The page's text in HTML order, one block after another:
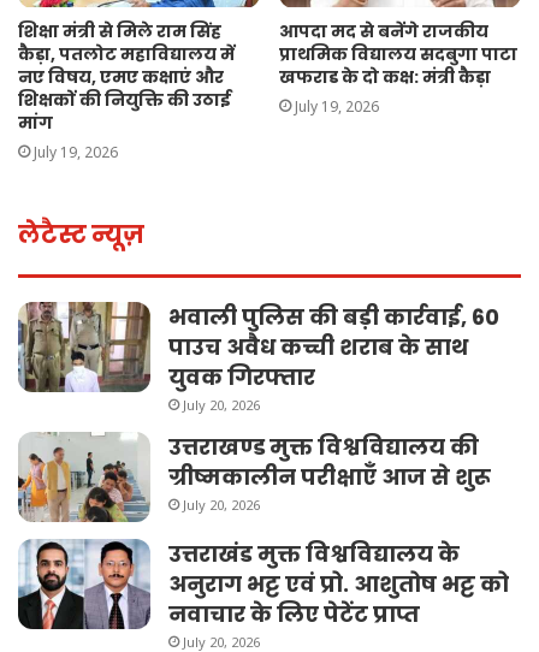
शिक्षा मंत्री से मिले राम सिंह
कैड़ा, पतलोट महाविद्यालय में
नए विषय, एमए कक्षाएं और
शिक्षकों की नियुक्ति की उठाई
मांग
July 19, 2026
आपदा मद से बनेंगे राजकीय
प्राथमिक विद्यालय सदबुगा पाटा
खफराड के दो कक्ष: मंत्री कैड़ा
July 19, 2026
लेटैस्ट न्यूज़
भवाली पुलिस की बड़ी कार्रवाई, 60
पाउच अवैध कच्ची शराब के साथ
युवक गिरफ्तार
July 20, 2026
उत्तराखण्ड मुक्त विश्वविद्यालय की
ग्रीष्मकालीन परीक्षाएँ आज से शुरू
July 20, 2026
उत्तराखंड मुक्त विश्वविद्यालय के
अनुराग भट्ट एवं प्रो. आशुतोष भट्ट को
नवाचार के लिए पेटेंट प्राप्त
July 20, 2026